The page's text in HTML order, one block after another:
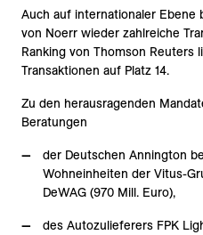
Auch auf internationaler
von Noerr wieder zahlreiche
Ranking von Thomson
Transaktionen auf Platz 14.
Zu den herausragenden
Beratungen
der Deutschen Annington
Wohneinheiten der Vitus-
DeWAG (970 Mill. Euro),
des Autozulieferers FPK